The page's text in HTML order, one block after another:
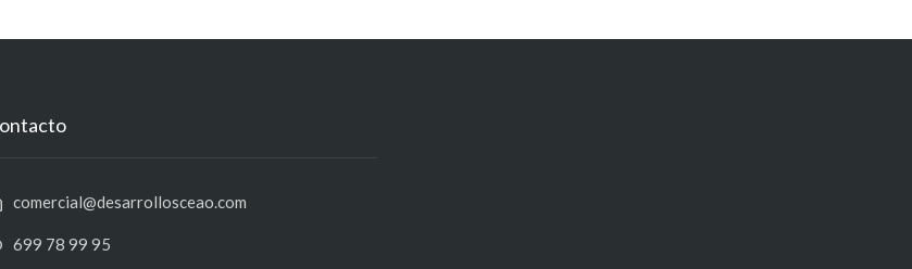
comercial@desarrollosceao.com
699 78 99 95